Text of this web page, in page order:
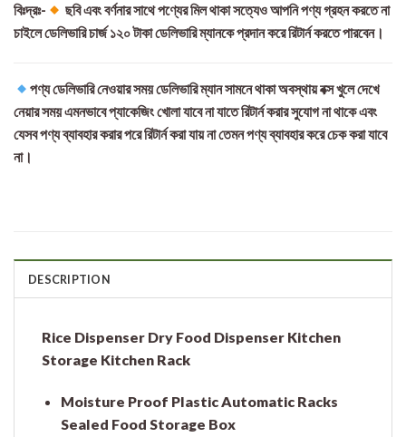
বিঃদ্রঃ-
ছবি এবং বর্ণনার সাথে পণ্যের মিল থাকা সত্যেও আপনি পণ্য গ্রহন করতে না
চাইলে ডেলিভারি চার্জ ১২০ টাকা ডেলিভারি ম্যানকে প্রদান করে রিটার্ন করতে পারবেন।
পণ্য ডেলিভারি নেওয়ার সময় ডেলিভারি ম্যান সামনে থাকা অবস্থায় বক্স খুলে দেখে
নেয়ার সময় এমনভাবে প্যাকেজিং খোলা যাবে না যাতে রিটার্ন করার সুযোগ না থাকে এবং
যেসব পণ্য ব্যাবহার করার পরে রিটার্ন করা যায় না তেমন পণ্য ব্যাবহার করে চেক করা যাবে
না।
DESCRIPTION
Rice Dispenser Dry Food Dispenser Kitchen
Storage Kitchen Rack
Moisture Proof Plastic Automatic Racks
Sealed Food Storage Box